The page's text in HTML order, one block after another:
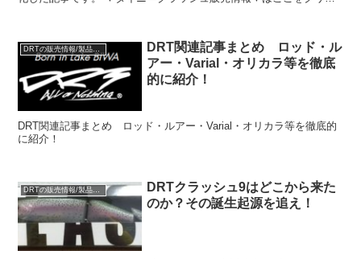
DRTの販売情報/製品情報/NEWS
DRT関連記事まとめ ロッド・ル
アー・Varial・オリカラ等を徹底
的に紹介！
DRT関連記事まとめ ロッド・ルアー・Varial・オリカラ等を徹底的
に紹介！
DRTの販売情報/製品情報/NEWS
DRTクラッシュ9はどこから来た
のか？その誕生起源を追え！